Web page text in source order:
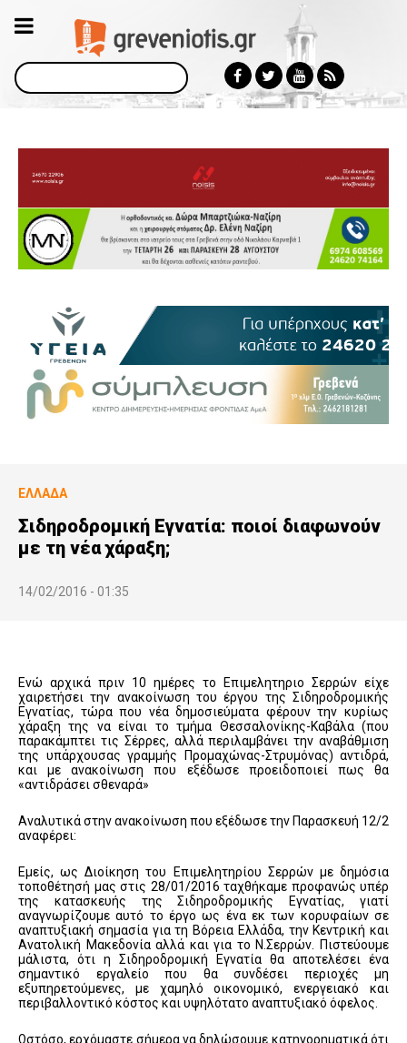
Αναζήτηση
ΕΛΛΆΔΑ
Σιδηροδρομική Εγνατία: ποιοί διαφωνούν
με τη νέα χάραξη;
14/02/2016 - 01:35
Ενώ αρχικά πριν 10 ημέρες το Επιμελητηριο Σερρών είχε
χαιρετήσει την ανακοίνωση του έργου της Σιδηροδρομικής
Εγνατίας, τώρα που νέα δημοσιεύματα φέρουν την κυρίως
χάραξη της να είναι το τμήμα Θεσσαλονίκης-Καβάλα (που
παρακάμπτει τις Σέρρες, αλλά περιλαμβάνει την αναβάθμιση
της υπάρχουσας γραμμής Προμαχώνας-Στρυμόνας) αντιδρά,
και με ανακοίνωση που εξέδωσε προειδοποιεί πως θα
«αντιδράσει σθεναρά»
Αναλυτικά στην ανακοίνωση που εξέδωσε την Παρασκευή 12/2
αναφέρει:
Εμείς, ως Διοίκηση του Επιμελητηρίου Σερρών με δημόσια
τοποθέτησή μας στις 28/01/2016 ταχθήκαμε προφανώς υπέρ
της κατασκευής της Σιδηροδρομικής Εγνατίας, γιατί
αναγνωρίζουμε αυτό το έργο ως ένα εκ των κορυφαίων σε
αναπτυξιακή σημασία για τη Βόρεια Ελλάδα, την Κεντρική και
Ανατολική Μακεδονία αλλά και για το Ν.Σερρών. Πιστεύουμε
μάλιστα, ότι η Σιδηροδρομική Εγνατία θα αποτελέσει ένα
σημαντικό εργαλείο που θα συνδέσει περιοχές μη
εξυπηρετούμενες, με χαμηλό οικονομικό, ενεργειακό και
περιβαλλοντικό κόστος και υψηλότατο αναπτυξιακό όφελος.
Ωστόσο, ερχόμαστε σήμερα να δηλώσουμε κατηγορηματικά ότι